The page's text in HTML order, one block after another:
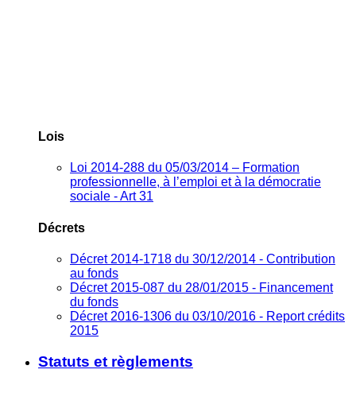
Lois
Loi 2014-288 du 05/03/2014 – Formation
professionnelle, à l’emploi et à la démocratie
sociale - Art 31
Décrets
Décret 2014-1718 du 30/12/2014 - Contribution
au fonds
Décret 2015-087 du 28/01/2015 - Financement
du fonds
Décret 2016-1306 du 03/10/2016 - Report crédits
2015
Statuts et règlements